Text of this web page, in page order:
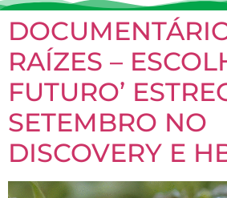
RAÍZES –
FUTURO’
SETEMBRO NO
DISCOVERY E